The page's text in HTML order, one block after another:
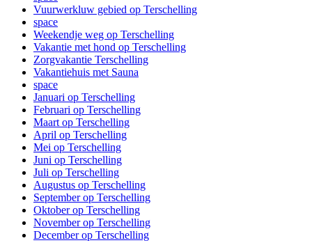
Vuurwerkluw gebied op Terschelling
space
Weekendje weg op Terschelling
Vakantie met hond op Terschelling
Zorgvakantie Terschelling
Vakantiehuis met Sauna
space
Januari op Terschelling
Februari op Terschelling
Maart op Terschelling
April op Terschelling
Mei op Terschelling
Juni op Terschelling
Juli op Terschelling
Augustus op Terschelling
September op Terschelling
Oktober op Terschelling
November op Terschelling
December op Terschelling